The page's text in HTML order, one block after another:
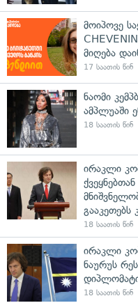
მოიპოვე
მიღება
17 საათის წინ
ნაომი
ამპლუაში
18 საათის წინ
ირაკლი
18 საათის წინ
ირაკლი
ნაურუს
18 საათის წინ